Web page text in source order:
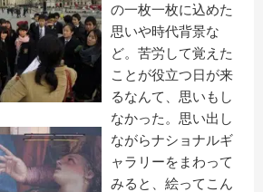
の一枚一枚に込めた
思いや時代背景な
ど。苦労して覚えた
ことが役立つ日が来
るなんて、思いもし
なかった。思い出し
ながらナショナルギ
ャラリーをまわって
みると、絵ってこん